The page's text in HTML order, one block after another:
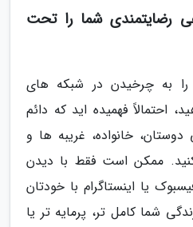
رضایتمندی شما را تحت
را به چرخیدن در شبکه های
احتمالاً فهمیده اید که دائم
خانواده، غریبه ها و
ممکن است فقط با دیدن
یا اینستاگرام با خودتان
شما کامل تر، پرمایه تر یا